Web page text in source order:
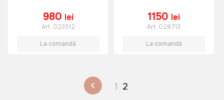
980 lei
Art: 023512
La comandă
1150 lei
Art: 028713
La comandă
1 2